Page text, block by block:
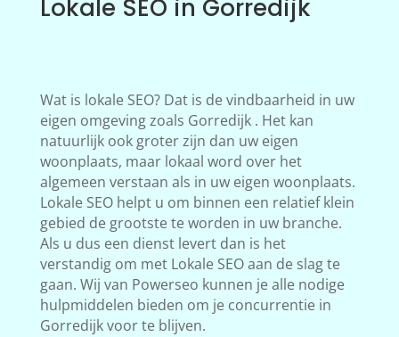
Lokale SEO in Gorredijk
Wat is lokale SEO? Dat is de vindbaarheid in uw
eigen omgeving zoals Gorredijk . Het kan
natuurlijk ook groter zijn dan uw eigen
woonplaats, maar lokaal word over het
algemeen verstaan als in uw eigen woonplaats.
Lokale SEO helpt u om binnen een relatief klein
gebied de grootste te worden in uw branche.
Als u dus een dienst levert dan is het
verstandig om met Lokale SEO aan de slag te
gaan. Wij van Powerseo kunnen je alle nodige
hulpmiddelen bieden om je concurrentie in
Gorredijk voor te blijven.